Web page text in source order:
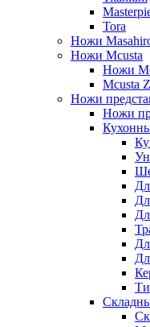
Tora
Ножи
Ножи Mcusta
Ножи
Mcusta
Ножи
Ножи